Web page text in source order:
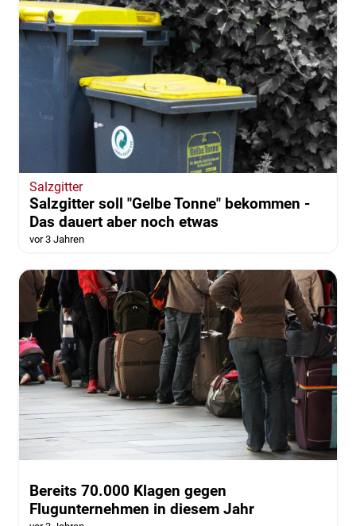
Salzgitter
Salzgitter soll "Gelbe Tonne" bekommen -
Das dauert aber noch etwas
vor 3 Jahren
Bereits 70.000 Klagen gegen
Flugunternehmen in diesem Jahr